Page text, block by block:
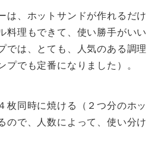
は、ホットサンドが作れるだけ
料理もできて、使い勝手がいい
では、とても、人気のある調理
プでも定番になりました）。
枚同時に焼ける（２つ分のホッ
ので、人数によって、使い分け